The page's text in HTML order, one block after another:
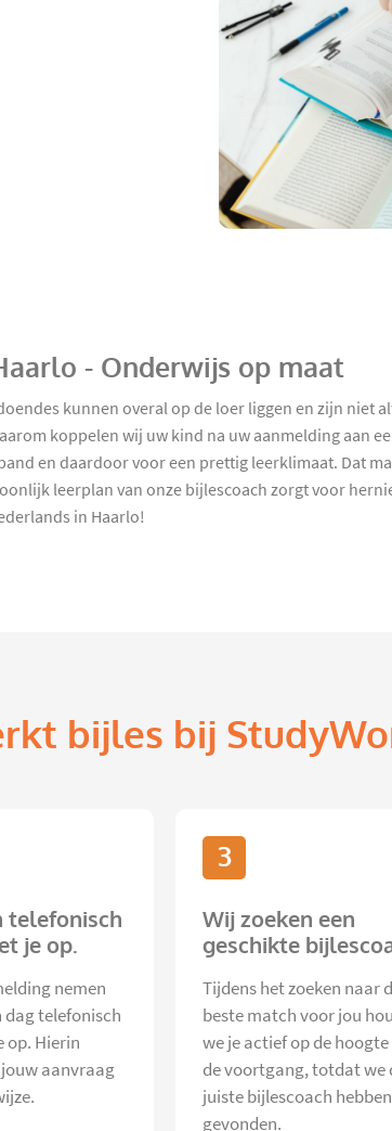
- Onderwijs op maat
kunnen overal op de loer liggen en zijn niet
koppelen wij uw kind na uw aanmelding aan
en daardoor voor een prettig leerklimaat. Dat
leerplan van onze bijlescoach zorgt voor
in Haarlo!
bijles bij
telefonisch
je op.
nemen
dag telefonisch
op. Hierin
aanvraag
3
Wij zoeken een
geschikte
Tijdens het zoeken naar
beste match voor jou
we je actief op de hoogte
de voortgang, totdat we
juiste bijlescoach hebben
gevonden.